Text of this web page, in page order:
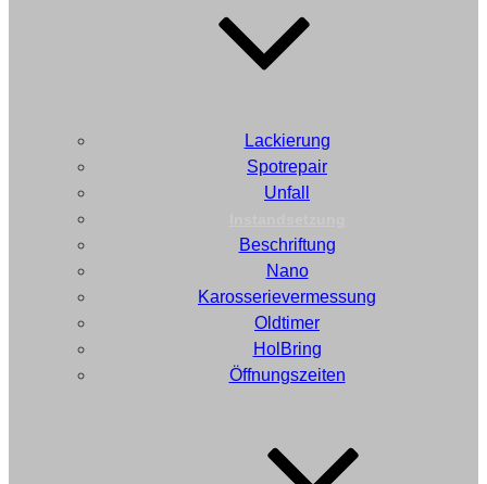
Lackierung
Spotrepair
Unfall
Beschriftung
Nano
Karosserievermessung
Oldtimer
HolBring
Öffnungszeiten